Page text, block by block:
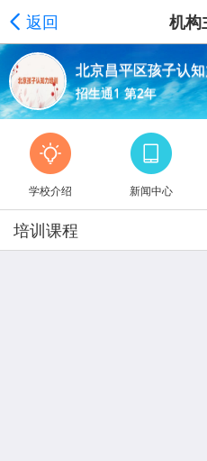
返回 机构
北京昌平区孩子认
招生通1 第2年
学校介绍 新闻中心
培训课程